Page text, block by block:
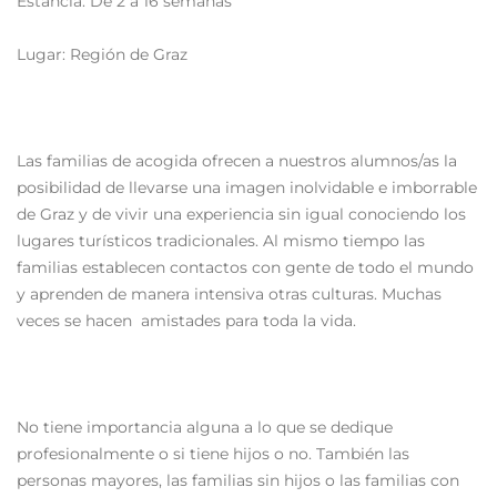
Lugar: Región de Graz
Las familias de acogida ofrecen a nuestros alumnos/as la
posibilidad de llevarse una imagen inolvidable e imborrable
de Graz y de vivir una experiencia sin igual conociendo los
lugares turísticos tradicionales. Al mismo tiempo las
familias establecen contactos con gente de todo el mundo
y aprenden de manera intensiva otras culturas. Muchas
veces se hacen amistades para toda la vida.
No tiene importancia alguna a lo que se dedique
profesionalmente o si tiene hijos o no. También las
personas mayores, las familias sin hijos o las familias con